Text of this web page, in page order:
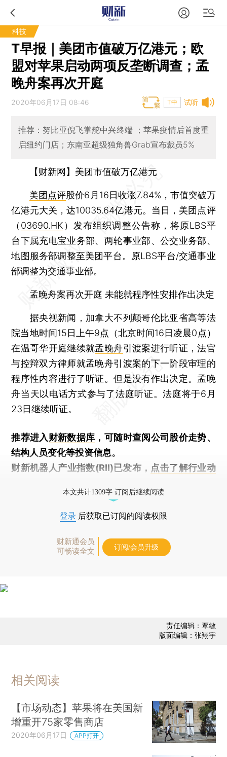
科技
T早报｜美团市值破万亿港元；欧
盟对苹果启动两项反垄断调查；孟
晚舟案再次开庭
试听
2020年06月17日 08:46 T中
推荐：努比亚倪飞掌舵中兴终端 ；苹果疫情后首度重
启纽约门店；东南亚超级独角兽Grab宣布裁员5%
【财新网】 美团市值破万亿港元
美团点评股价6月16日收涨7.84%，市值突破万
亿港元大关，达10035.64亿港元。当日，美团点评
（ 03690.HK ）发布组织调整公告称，将原LBS平
台下属充电宝业务部、两轮事业部、公交业务部、
地图服务部调整至美团平台。原LBS平台/交通事业
部调整为交通事业部。
孟晚舟案再次开庭 未能就程序性安排作出决定
据央视新闻，加拿大不列颠哥伦比亚省高等法
院当地时间15日上午9点（北京时间16日凌晨0点）
在温哥华开庭继续就孟晚舟引渡案进行听证，法官
与控辩双方律师就孟晚舟引渡案的下一阶段审理的
程序性内容进行了听证。但是没有作出决定。孟晚
舟当天以电话方式参与了法庭听证。法庭将于6月
23日继续听证。
推荐进入财新数据库 ，可随时查阅公司股价走势、
结构人员变化等投资信息。
财新机器人产业指数(RII)已发布， 点击了解行业动
本文共计1309字 订阅后继续阅读
登录 后获取已订阅的阅读权限
财新通会员
可畅读全文
订阅/会员升级
责任编辑：覃敏
版面编辑：张翔宇
相关阅读
【市场动态】苹果将在美国新
增重开75家零售商店
2020年06月17日 APP打开